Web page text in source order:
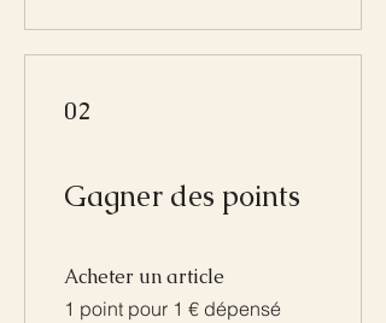
02
Gagner des points
Acheter un article
1 point pour 1 € dépensé